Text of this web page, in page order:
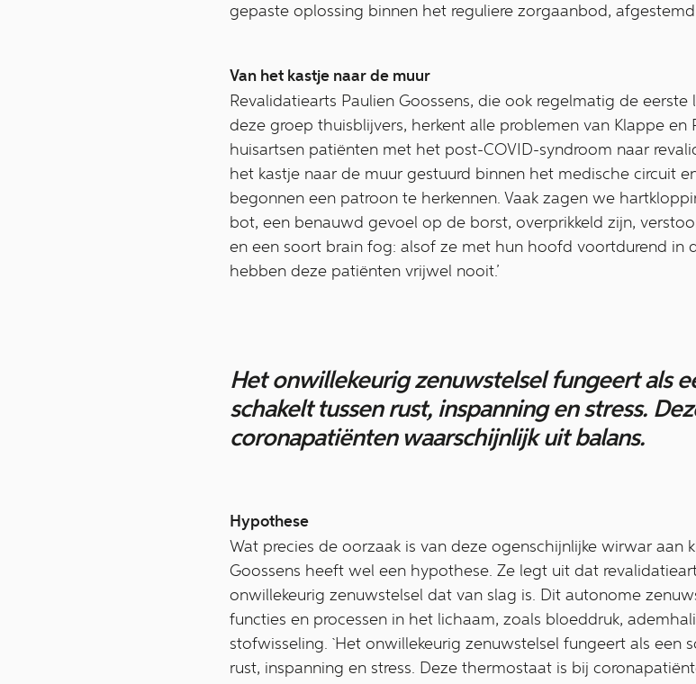
gepaste oplossing binnen het reguliere zorgaanbod,
Van het kastje naar de muur
Revalidatiearts Paulien Goossens, die ook regelmatig de
deze groep thuisblijvers, herkent alle problemen van Klappe en
huisartsen patiënten met het post-COVID-syndroom naar
het kastje naar de muur gestuurd binnen het medische circuit
begonnen een patroon te herkennen. Vaak zagen we
bot, een benauwd gevoel op de borst, overprikkeld zijn,
en een soort brain fog: alsof ze met hun hoofd voortdurend in
hebben deze patiënten vrijwel nooit.’
Het onwillekeurig zenuwstelsel fungeert als
schakelt tussen rust, inspanning en stress.
coronapatiënten waarschijnlijk uit balans.
Hypothese
Wat precies de oorzaak is van deze ogenschijnlijke wirwar aan
Goossens heeft wel een hypothese. Ze legt uit dat
onwillekeurig zenuwstelsel dat van slag is. Dit autonome
functies en processen in het lichaam, zoals bloeddruk,
stofwisseling. `Het onwillekeurig zenuwstelsel fungeert als een
rust, inspanning en stress. Deze thermostaat is bij